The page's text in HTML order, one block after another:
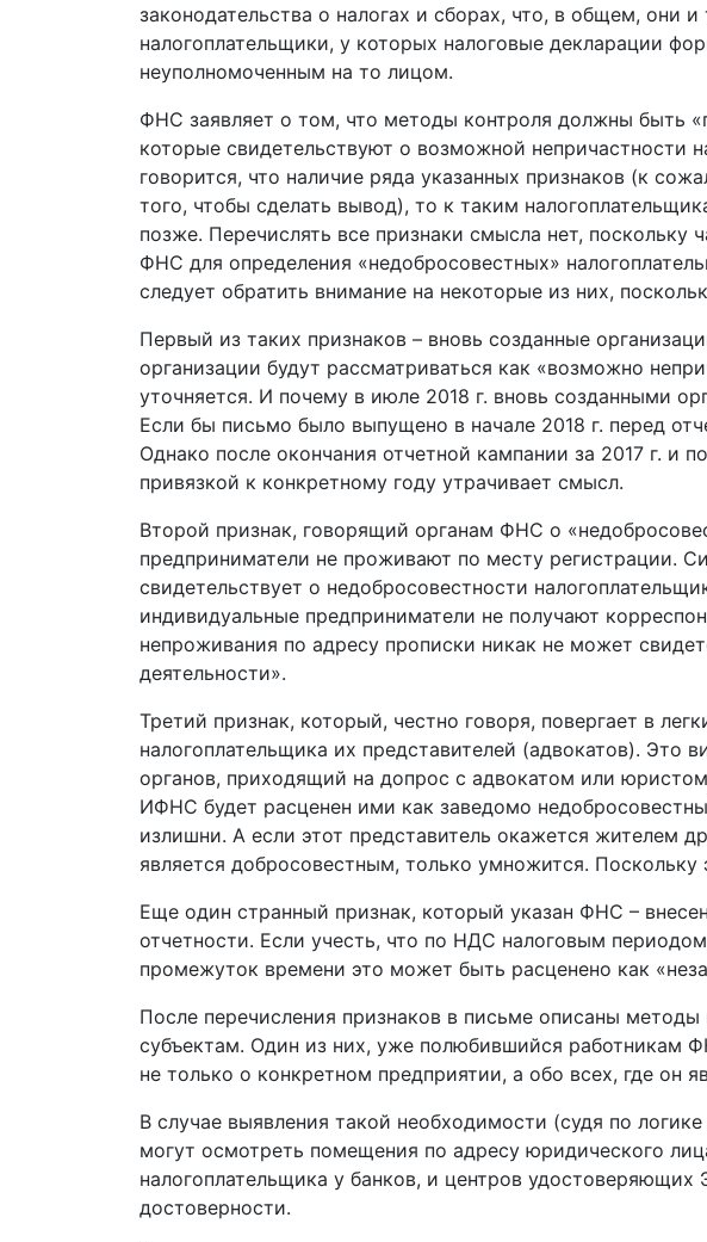
законодательства о налогах и сборах, что, в общем, они
налогоплательщики, у которых налоговые декларации
неуполномоченным на то лицом.
ФНС заявляет о том, что методы контроля должны быть
которые свидетельствуют о возможной непричастности
говорится, что наличие ряда указанных признаков (к
того, чтобы сделать вывод), то к таким
позже. Перечислять все признаки смысла нет, поскольку
ФНС для определения «недобросовестных»
следует обратить внимание на некоторые из них,
Первый из таких признаков – вновь созданные
организации будут рассматриваться как «возможно
уточняется. И почему в июле 2018 г. вновь созданными
Если бы письмо было выпущено в начале 2018 г. перед
Однако после окончания отчетной кампании за 2017 г. и
привязкой к конкретному году утрачивает смысл.
Второй признак, говорящий органам ФНС о
предприниматели не проживают по месту регистрации.
свидетельствует о недобросовестности
индивидуальные предприниматели не получают
непроживания по адресу прописки никак не может
деятельности».
Третий признак, который, честно говоря, повергает в
налогоплательщика их представителей (адвокатов). Это
органов, приходящий на допрос с адвокатом или
ИФНС будет расценен ими как заведомо
излишни. А если этот представитель окажется жителем
является добросовестным, только умножится.
Еще один странный признак, который указан ФНС –
отчетности. Если учесть, что по НДС налоговым
промежуток времени это может быть расценено как
После перечисления признаков в письме описаны
субъектам. Один из них, уже полюбившийся работникам
не только о конкретном предприятии, а обо всех, где он
В случае выявления такой необходимости (судя по
могут осмотреть помещения по адресу юридического
налогоплательщика у банков, и центров
достоверности.